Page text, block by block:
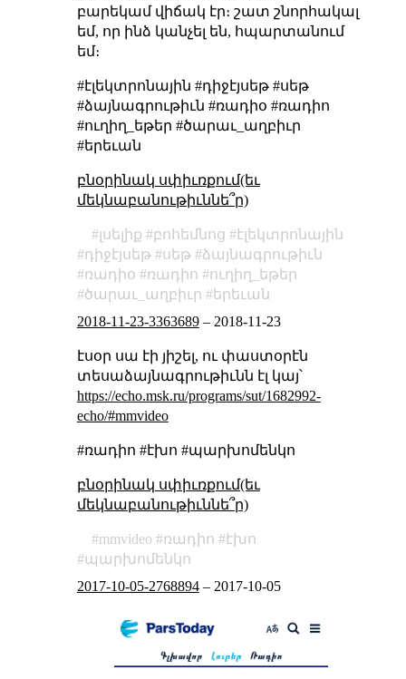
բարեկամ վիճակ էր։ շատ շնորհակալ
եմ, որ ինձ կանչել են, հպարտանում
եմ։
#էլեկտրոնային #դիջէյսեթ #սեթ
#ձայնագրութիւն #ռադիօ #ռադիո
#ուղիղ_եթեր #ծարաւ_աղբիւր
#երեւան
բնօրինակ սփիւռքում(եւ
մեկնաբանութիւննե՞ր)
լսելիք բոհեմնոց
էլեկտրոնային
դիջէյսեթ
սեթ
ձայնագրութիւն
ռադիօ
ռադիո
ուղիղ_եթեր
ծարաւ_աղբիւր
երեւան
2018-11-23-3363689– 2018-11-23
էսօր սա էի յիշել, ու փաստօրէն
տեսաձայնագրութիւնն էլ կայ՝
https://echo.msk.ru/programs/sut/1682992-
echo/#mmvideo
#ռադիո #էխո #պարխոմենկո
բնօրինակ սփիւռքում(եւ
մեկնաբանութիւննե՞ր)
mmvideo ռադիո
էխո
պարխոմենկո
2017-10-05-2768894– 2017-10-05